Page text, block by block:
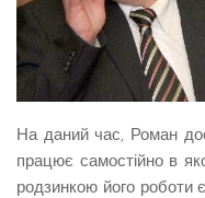
На даний час, Роман
працює самостійно в
родзинкою його роботи